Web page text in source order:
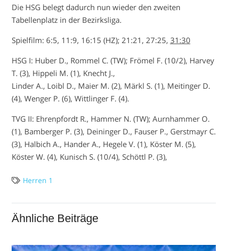
Die HSG belegt dadurch nun wieder den zweiten
Tabellenplatz in der Bezirksliga.
Spielfilm: 6:5, 11:9, 16:15 (HZ); 21:21, 27:25, 31:30
HSG I: Huber D., Rommel C. (TW); Frömel F. (10/2), Harvey
T. (3), Hippeli M. (1), Knecht J.,
Linder A., Loibl D., Maier M. (2), Märkl S. (1), Meitinger D.
(4), Wenger P. (6), Wittlinger F. (4).
TVG II: Ehrenpfordt R., Hammer N. (TW); Aurnhammer O.
(1), Bamberger P. (3), Deininger D., Fauser P., Gerstmayr C.
(3), Halbich A., Hander A., Hegele V. (1), Köster M. (5),
Köster W. (4), Kunisch S. (10/4), Schöttl P. (3),
Herren 1
Ähnliche Beiträge